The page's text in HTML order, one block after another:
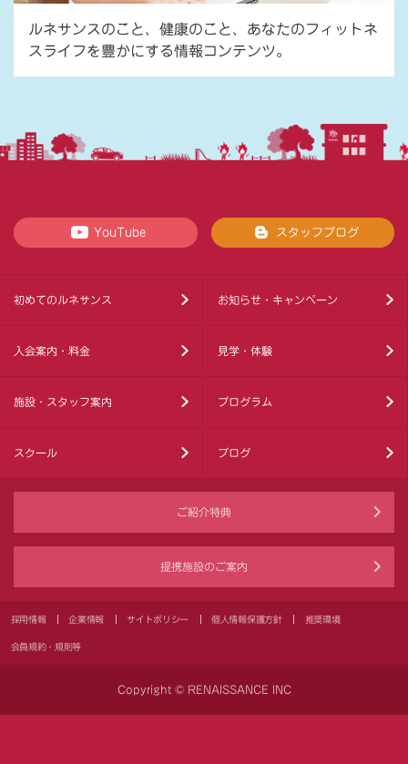
ルネサンスのこと、健康のこと、あなたのフィットネ
スライフを豊かにする情報コンテンツ。
YouTube スタッフブログ
初めてのルネサンス お知らせ・キャンペーン
入会案内・料金 見学・体験
施設・スタッフ案内 プログラム
スクール ブログ
ご紹介特典
提携施設のご案内
採用情報 企業情報 サイトポリシー 個人情報保護方針 推奨環境
会員規約・規則等
Copyright © RENAISSANCE INC